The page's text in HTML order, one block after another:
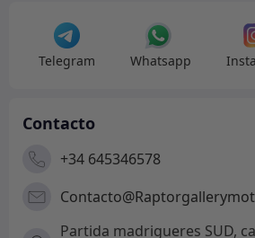
Telegram Whatsapp
Contacto
+34 645346578
Partida madrigueres SUD,